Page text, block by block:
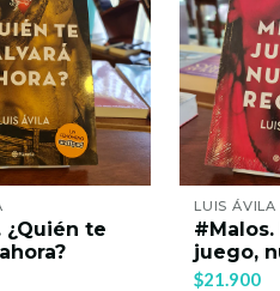
#Malos. Mismo
juego, nuevas reglas